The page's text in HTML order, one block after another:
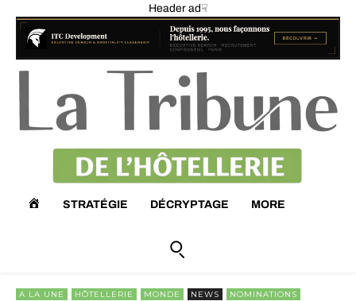
Header ad☟
STRATÉGIE DÉCRYPTAGE MORE
A LA UNE HÔTELLERIE MONDE NEWS NOMINATIONS